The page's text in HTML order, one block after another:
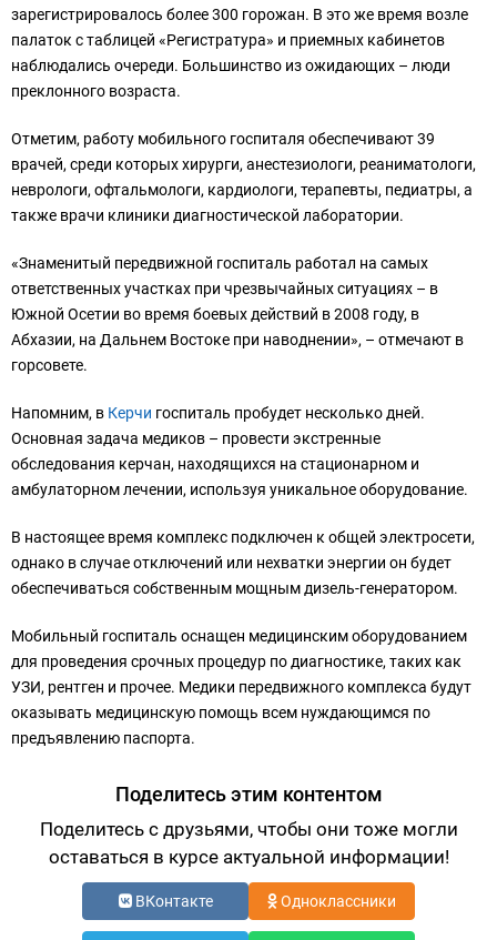
зарегистрировалось более 300 горожан. В это же время возле
палаток с таблицей «Регистратура» и приемных кабинетов
наблюдались очереди. Большинство из ожидающих – люди
преклонного возраста.
Отметим, работу мобильного госпиталя обеспечивают 39
врачей, среди которых хирурги, анестезиологи, реаниматологи,
неврологи, офтальмологи, кардиологи, терапевты, педиатры, а
также врачи клиники диагностической лаборатории.
«Знаменитый передвижной госпиталь работал на самых
ответственных участках при чрезвычайных ситуациях – в
Южной Осетии во время боевых действий в 2008 году, в
Абхазии, на Дальнем Востоке при наводнении», – отмечают в
горсовете.
Напомним, в Керчи госпиталь пробудет несколько дней.
Основная задача медиков – провести экстренные
обследования керчан, находящихся на стационарном и
амбулаторном лечении, используя уникальное оборудование.
В настоящее время комплекс подключен к общей электросети,
однако в случае отключений или нехватки энергии он будет
обеспечиваться собственным мощным дизель-генератором.
Мобильный госпиталь оснащен медицинским оборудованием
для проведения срочных процедур по диагностике, таких как
УЗИ, рентген и прочее. Медики передвижного комплекса будут
оказывать медицинскую помощь всем нуждающимся по
предъявлению паспорта.
Поделитесь этим контентом
Поделитесь с друзьями, чтобы они тоже могли
оставаться в курсе актуальной информации!
ВКонтакте Одноклассники